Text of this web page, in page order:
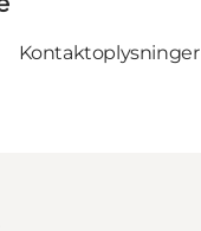
Kontaktoplysninger